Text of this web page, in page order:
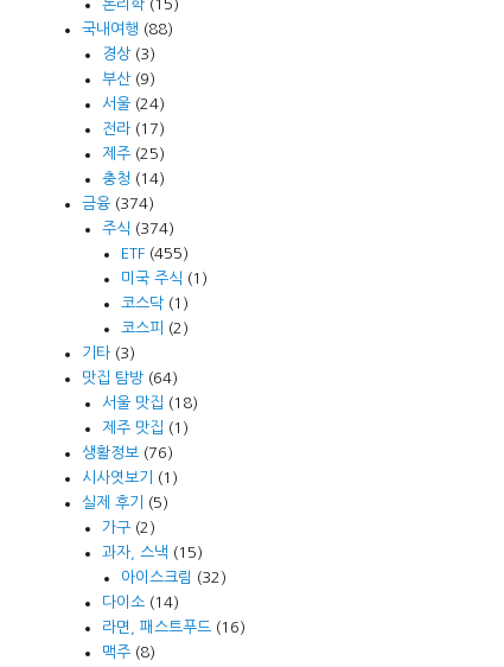
논리학(15)
국내여행 (88)
경상(3)
부산(9)
서울(24)
전라(17)
제주(25)
충청 (14)
금융 (374)
주식 (374)
ETF(455)
미국 주식 (1)
코스닥(1)
코스피
(2)
기타 (3)
맛집 탐방 (64)
서울 맛집 (18)
제주 맛집 (1)
생활정보 (76)
시사엿보기
(1)
실제 후기
(5)
가구(2)
과자, 스낵 (15)
아이스크림 (32)
다이소(14)
라면, 패스트푸드(16)
맥주(8)